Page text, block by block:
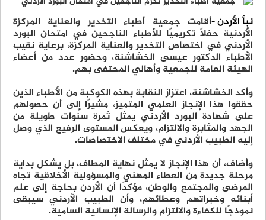
نبأ الأردن -أقامت جمعية أطباء التخدير والعناية المركزة
الأردنية حفلاً تكريميًا للأطباء الناجحين في امتحان البورد
الأردني في اختصاص التخدير والعناية المركزة، برعاية نقيب
الأطباء الدكتور عيسى الخشاشنة، وحضور عدد من أعضاء
الهيئة العامة للجمعية وأهالي المحتفى بهم.
وأكد الخشاشنة، اعتزاز النقابة بهذه الكوكبة من الأطباء الذين
حققوا هذا الإنجاز العلمي المتميز، مشيرًا إلى أن حصولهم
على شهادة البورد الأردني يمثل ثمرة سنوات طويلة من
الجهد والمثابرة والالتزام، ويعكس المستوى الرفيع الذي وصل
إليه الطبيب الأردني في مختلف الاختصاصات.
وأضاف، أن هذا الإنجاز لا يمثل نهاية المطاف، بل يشكل بداية
مرحلة جديدة من العطاء المهني والمسؤولية الأخلاقية تجاه
المرضى والمجتمع والوطن، مؤكدًا أن الأردن بحاجة إلى علم
أبنائه وخبراتهم وعطائهم، وأن الطبيب الأردني سيبقى
نموذجًا للكفاءة والالتزام والرسالة الإنسانية السامية.